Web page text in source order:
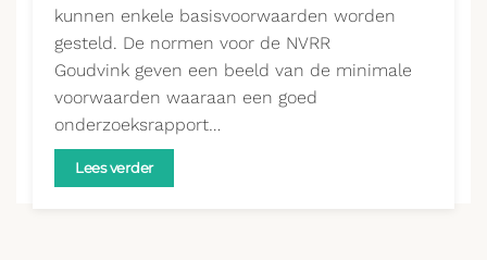
kunnen enkele basisvoorwaarden worden
gesteld. De normen voor de NVRR
Goudvink geven een beeld van de minimale
voorwaarden waaraan een goed
onderzoeksrapport…
Lees verder